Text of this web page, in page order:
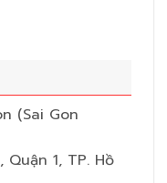
(Sai Gon
1, TP. Hồ